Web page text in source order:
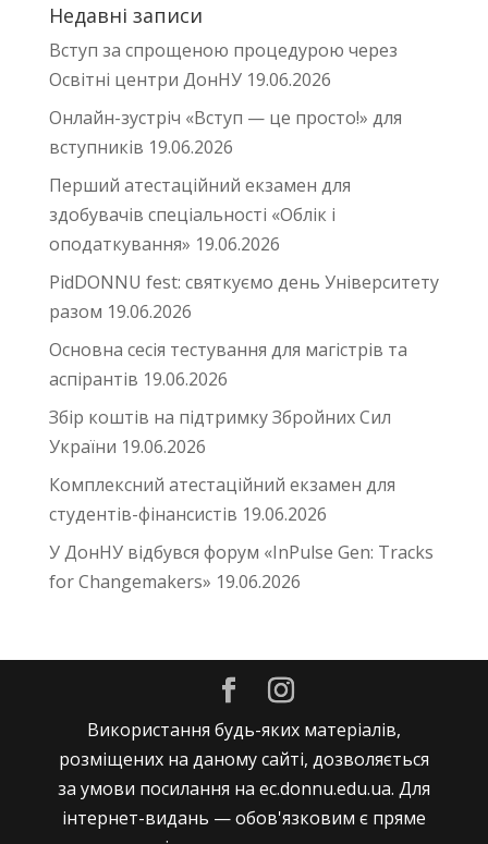
Недавні записи
Вступ за спрощеною процедурою через
Освітні центри ДонНУ 19.06.2026
Онлайн-зустріч «Вступ — це просто!» для
вступників 19.06.2026
Перший атестаційний екзамен для
здобувачів спеціальності «Облік і
оподаткування» 19.06.2026
PidDONNU fest: святкуємо день Університету
разом 19.06.2026
Основна сесія тестування для магістрів та
аспірантів 19.06.2026
Збір коштів на підтримку Збройних Сил
України 19.06.2026
Комплексний атестаційний екзамен для
студентів-фінансистів 19.06.2026
У ДонНУ відбувся форум «InPulse Gen: Tracks
for Changemakers» 19.06.2026
Використання будь-яких матеріалів,
розміщених на даному сайті, дозволяється
за умови посилання на ec.donnu.edu.ua. Для
інтернет-видань — обов'язковим є пряме